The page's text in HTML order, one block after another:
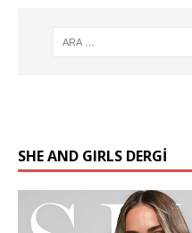
SHE AND GIRLS DERGİ